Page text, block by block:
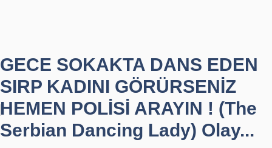
GECE SOKAKTA DANS EDEN
SIRP KADINI GÖRÜRSENİZ
HEMEN POLİSİ ARAYIN ! (The
Serbian Dancing Lady) Olay...